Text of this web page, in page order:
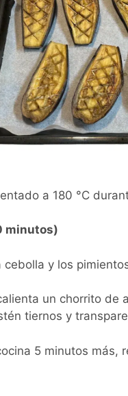
a 180 °C
minutos)
cebolla y los
un chorrito de
tiernos y
5 minutos más,